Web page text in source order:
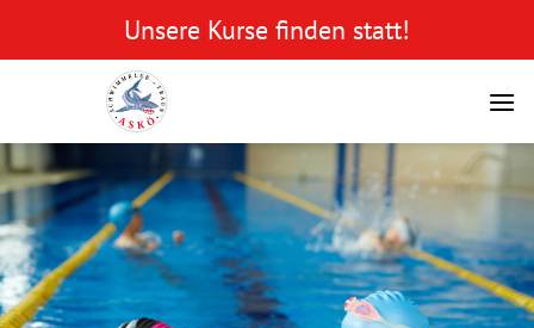
Unsere Kurse finden statt!